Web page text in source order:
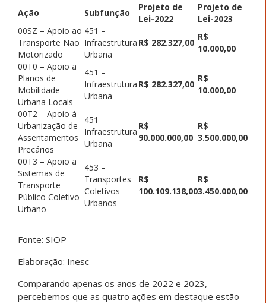
Ação Subfunção
Projeto de
Lei-2022
Projeto de
Lei-2023
00SZ – Apoio ao
Transporte Não
Motorizado
451 –
Infraestrutura
Urbana
R$ 282.327,00
R$
10.000,00
00T0 – Apoio a
Planos de
Mobilidade
Urbana Locais
451 –
Infraestrutura
Urbana
R$ 282.327,00
R$
10.000,00
00T2 – Apoio à
Urbanização de
Assentamentos
Precários
451 –
Infraestrutura
Urbana
R$
90.000.000,00
R$
3.500.000,00
00T3 – Apoio a
Sistemas de
Transporte
Público Coletivo
Urbano
453 –
Transportes
Coletivos
Urbanos
R$
100.109.138,00
R$
3.450.000,00
Fonte: SIOP
Elaboração: Inesc
Comparando apenas os anos de 2022 e 2023,
percebemos que as quatro ações em destaque estão